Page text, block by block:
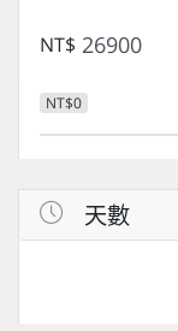
NT$
NT$0
天數